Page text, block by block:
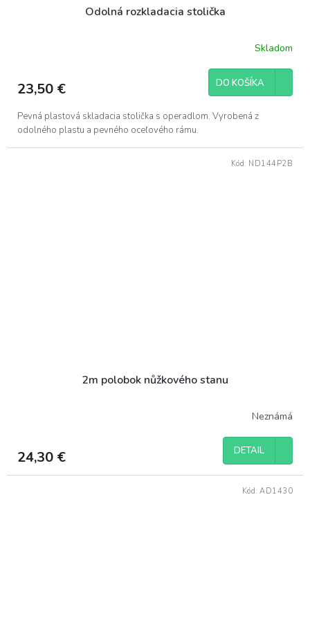
Odolná rozkladacia stolička
Skladom
23,50 € DO KOŠÍKA
Pevná plastová skladacia stolička s operadlom. Vyrobená z
odolného plastu a pevného oceľového rámu.
2m polobok nůžkového stanu
Neznámá
24,30 € DETAIL
Kód: ND144P2B
Kód: AD1430